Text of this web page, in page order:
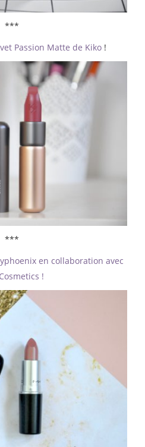
***
Passion Matte de Kiko!
***
en collaboration avec
!